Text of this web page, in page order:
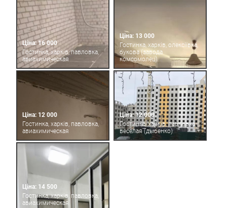
Ціна: 16 000
Гостинка, харків, павловка,
авиахимическая
Ціна: 13 000
Гостинка, харків, олексіївка,
букова (завода
комсомолец)
Ціна: 12 000
Гостинка, харків, павловка,
авиахимическая
Ціна: 12 000
Гостинка, харків, павловка,
веселая (дыбенко)
Ціна: 14 500
Гостинка, харків, павловка,
авиахимическая